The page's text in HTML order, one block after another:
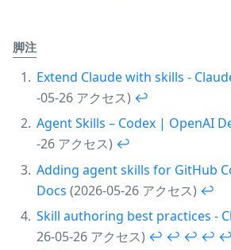
脚注
Extend Claude with skills -
-05-26 アクセス) ↩︎
Agent Skills – Codex | OpenAI
-26 アクセス) ↩︎
Adding agent skills for GitHub
Docs (2026-05-26 アクセス) ↩︎
Skill authoring best practices -
26-05-26 アクセス) ↩︎ ↩︎ ↩︎ ↩︎ ↩︎